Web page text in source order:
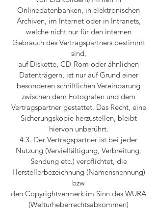
Onlinedatenbanken, in elektronischen
Archiven, im Internet oder in Intranets,
welche nicht nur für den internen
Gebrauch des Vertragspartners bestimmt
sind,
auf Diskette, CD-Rom oder ähnlichen
Datenträgern, ist nur auf Grund einer
besonderen schriftlichen Vereinbarung
zwischen dem Fotografen und dem
Vertragspartner gestattet. Das Recht, eine
Sicherungskopie herzustellen, bleibt
hiervon unberührt.
4.3. Der Vertragspartner ist bei jeder
Nutzung (Vervielfältigung, Verbreitung,
Sendung etc.) verpflichtet, die
Herstellerbezeichnung (Namensnennung)
bzw
den Copyrightvermerk im Sinn des WURA
(Welturheberrechtsabkommen)